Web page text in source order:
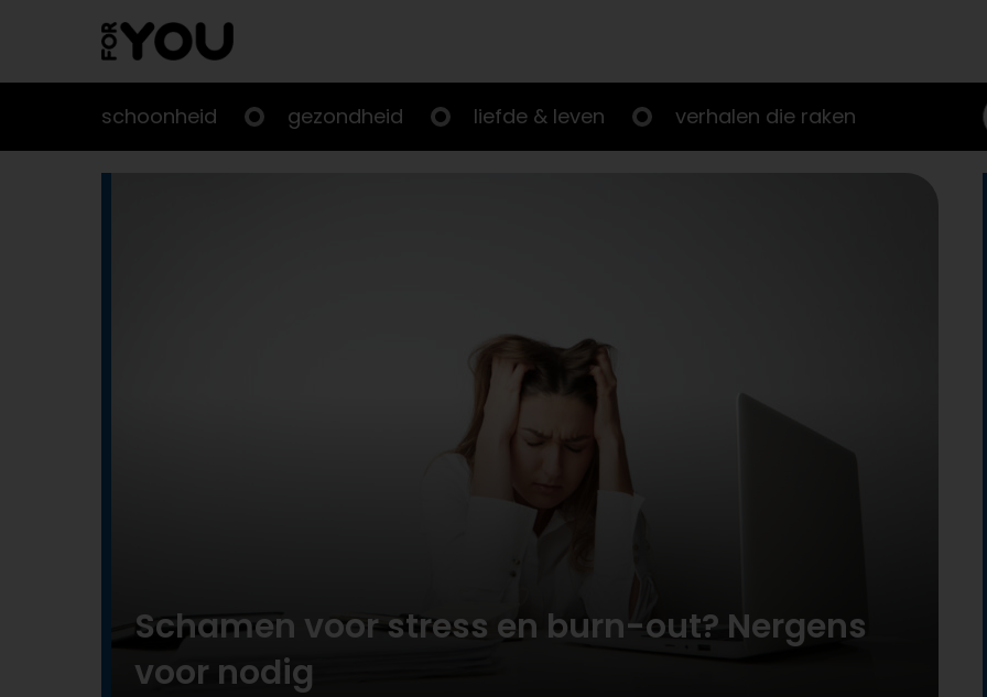
schoonheid gezondheid liefde & leven verhalen die raken
Schamen voor stress en burn-out? Nergens
voor nodig